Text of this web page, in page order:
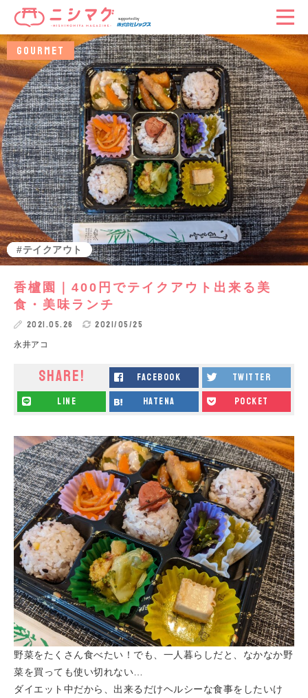
グルメ
香櫨園
テイクアウト
GOURMET
香櫨園｜400円でテイクアウト出来る美
食・美味ランチ
2021.05.26 2021/05/25
永井アコ
SHARE! facebook twitter
line hatena pocket
野菜をたくさん食べたい！でも、一人暮らしだと、なかなか野
菜を買っても使い切れない…
ダイエット中だから、出来るだけヘルシーな食事をしたいけ